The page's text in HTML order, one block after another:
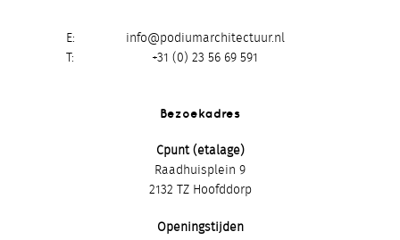
E
info@podiumarchitectuur.nl
+31 (0) 23 56 69 591
Bezoekadres
Cpunt (etalage)
Raadhuisplein 9
2132 TZ Hoofddorp
Openingstijden